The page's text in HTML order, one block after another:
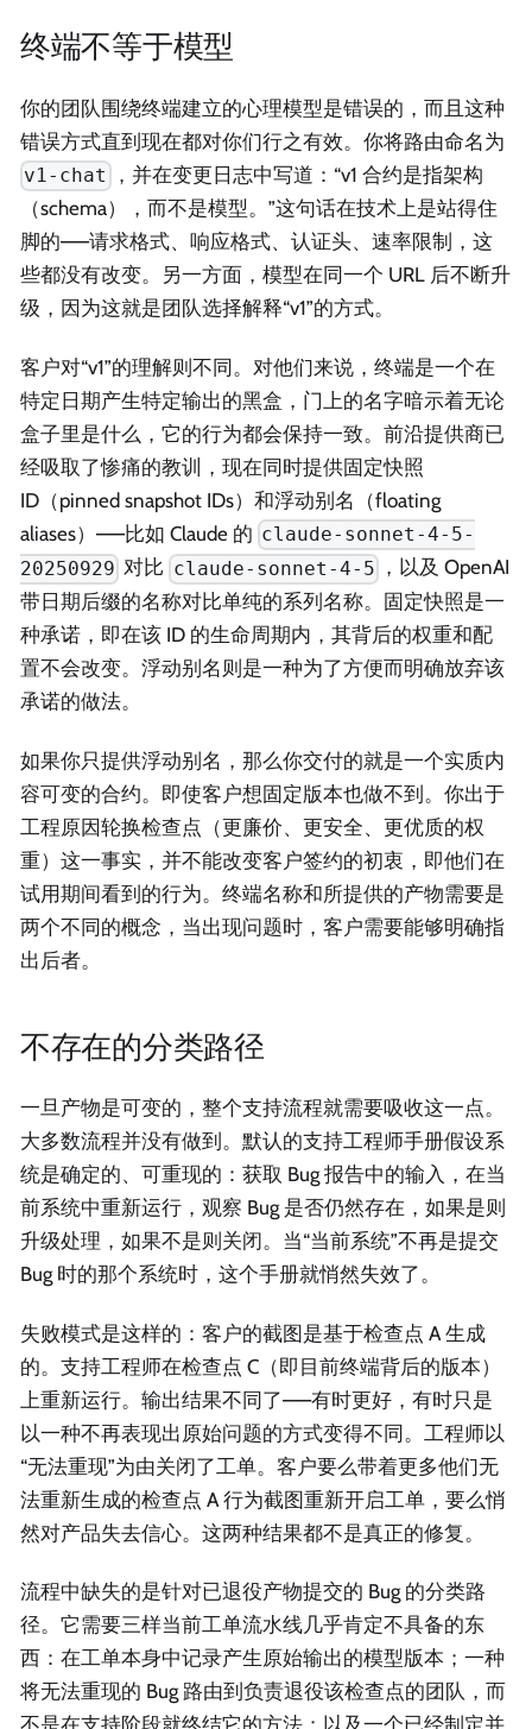
终端不等于模型
你的团队围绕终端建立的心理模型是错误的，而且这种
错误方式直到现在都对你们行之有效。你将路由命名为
v1-chat
，并在变更日志中写道：“v1 合约是指架构
（schema），而不是模型。”这句话在技术上是站得住
脚的——请求格式、响应格式、认证头、速率限制，这
些都没有改变。另一方面，模型在同一个 URL 后不断升
级，因为这就是团队选择解释“v1”的方式。
客户对“v1”的理解则不同。对他们来说，终端是一个在
特定日期产生特定输出的黑盒，门上的名字暗示着无论
盒子里是什么，它的行为都会保持一致。前沿提供商已
经吸取了惨痛的教训，现在同时提供固定快照
ID（pinned snapshot IDs）和浮动别名（floating
aliases）——比如 Claude 的 claude-sonnet-4-5-
20250929 对比 claude-sonnet-4-5 ，以及 OpenAI
带日期后缀的名称对比单纯的系列名称。固定快照是一
种承诺，即在该 ID 的生命周期内，其背后的权重和配
置不会改变。浮动别名则是一种为了方便而明确放弃该
承诺的做法。
如果你只提供浮动别名，那么你交付的就是一个实质内
容可变的合约。即使客户想固定版本也做不到。你出于
工程原因轮换检查点（更廉价、更安全、更优质的权
重）这一事实，并不能改变客户签约的初衷，即他们在
试用期间看到的行为。终端名称和所提供的产物需要是
两个不同的概念，当出现问题时，客户需要能够明确指
出后者。
不存在的分类路径
一旦产物是可变的，整个支持流程就需要吸收这一点。
大多数流程并没有做到。默认的支持工程师手册假设系
统是确定的、可重现的：获取 Bug 报告中的输入，在当
前系统中重新运行，观察 Bug 是否仍然存在，如果是则
升级处理，如果不是则关闭。当“当前系统”不再是提交
Bug 时的那个系统时，这个手册就悄然失效了。
失败模式是这样的：客户的截图是基于检查点 A 生成
的。支持工程师在检查点 C（即目前终端背后的版本）
上重新运行。输出结果不同了——有时更好，有时只是
以一种不再表现出原始问题的方式变得不同。工程师以
“无法重现”为由关闭了工单。客户要么带着更多他们无
法重新生成的检查点 A 行为截图重新开启工单，要么悄
然对产品失去信心。这两种结果都不是真正的修复。
流程中缺失的是针对已退役产物提交的 Bug 的分类路
径。它需要三样当前工单流水线几乎肯定不具备的东
西：在工单本身中记录产生原始输出的模型版本；一种
将无法重现的 Bug 路由到负责退役该检查点的团队，而
不是在支持阶段就终结它的方法；以及一个已经制定并